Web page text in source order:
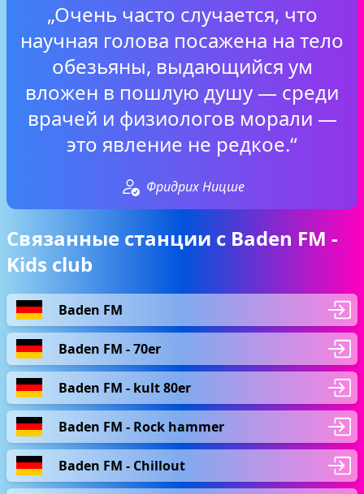
„Очень часто случается, что
научная голова посажена на тело
обезьяны, выдающийся ум
вложен в пошлую душу — среди
врачей и физиологов морали —
это явление не редкое.“
Фридрих Ницше
Связанные станции с Baden FM -
Kids club
Baden FM
Baden FM - 70er
Baden FM - kult 80er
Baden FM - Rock hammer
Baden FM - Chillout